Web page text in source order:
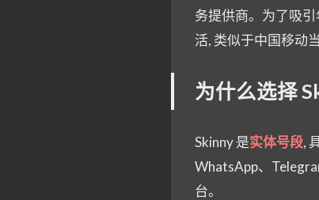
务提供商。为了吸引
活, 类似于中国移动
为什么选择
Skinny 是实体号段,
WhatsApp、
台。